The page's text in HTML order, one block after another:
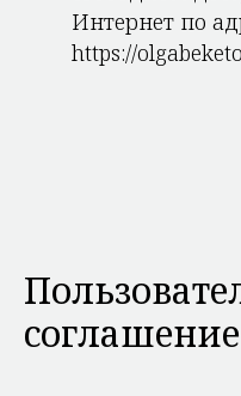
Интернет по
https://
соглашение